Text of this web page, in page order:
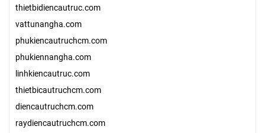
thietbidiencautruc.com
vattunangha.com
phukiencautruchcm.com
phukiennangha.com
linhkiencautruc.com
thietbicautruchcm.com
diencautruchcm.com
raydiencautruchcm.com